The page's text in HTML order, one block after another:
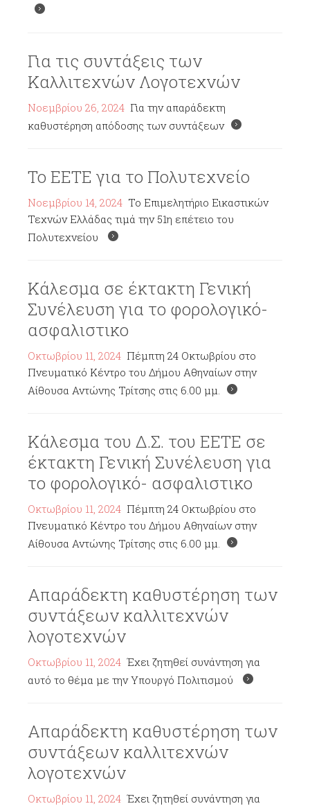
Για τις συντάξεις των
Καλλιτεχνών Λογοτεχνών
Νοεμβρίου 26, 2024 Για την απαράδεκτη
καθυστέρηση απόδοσης των συντάξεων
Το ΕΕΤΕ για το Πολυτεχνείο
Νοεμβρίου 14, 2024 Το Επιμελητήριο Εικαστικών
Τεχνών Ελλάδας τιμά την 51η επέτειο του
Πολυτεχνείου
Κάλεσμα σε έκτακτη Γενική
Συνέλευση για το φορολογικό-
ασφαλιστικο
Οκτωβρίου 11, 2024 Πέμπτη 24 Οκτωβρίου στο
Πνευματικό Κέντρο του Δήμου Αθηναίων στην
Αίθουσα Αντώνης Τρίτσης στις 6.00 μμ.
Κάλεσμα του Δ.Σ. του ΕΕΤΕ σε
έκτακτη Γενική Συνέλευση για
το φορολογικό- ασφαλιστικο
Οκτωβρίου 11, 2024 Πέμπτη 24 Οκτωβρίου στο
Πνευματικό Κέντρο του Δήμου Αθηναίων στην
Αίθουσα Αντώνης Τρίτσης στις 6.00 μμ.
Απαράδεκτη καθυστέρηση των
συντάξεων καλλιτεχνών
λογοτεχνών
Οκτωβρίου 11, 2024 Έχει ζητηθεί συνάντηση για
αυτό το θέμα με την Υπουργό Πολιτισμού
Απαράδεκτη καθυστέρηση των
συντάξεων καλλιτεχνών
λογοτεχνών
Οκτωβρίου 11, 2024 Έχει ζητηθεί συνάντηση για